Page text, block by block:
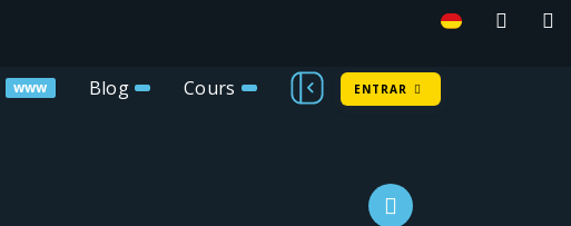
www Blog Cours ENTRAR